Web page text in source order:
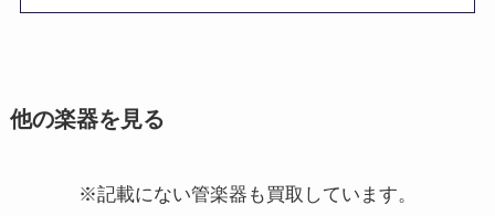
他の楽器を見る
※記載にない管楽器も買取しています。